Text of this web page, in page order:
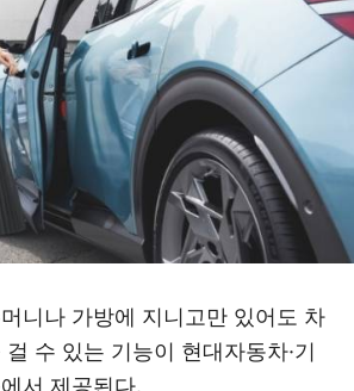
니나 가방에 지니고만 있어도 차
수 있는 기능이 현대자동차·기
서 제공된다.